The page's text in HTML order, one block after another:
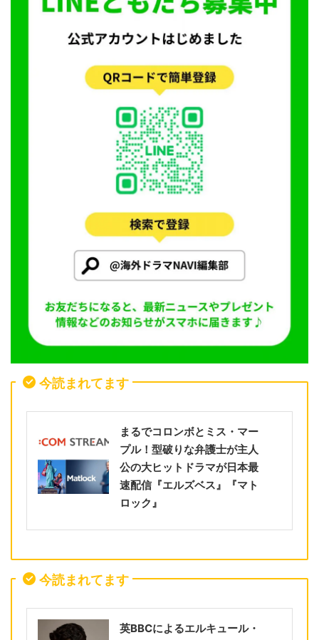
今読まれてます
まるでコロンボとミス・マー
プル！型破りな弁護士が主人
公の大ヒットドラマが日本最
速配信『エルズベス』『マト
ロック』
今読まれてます
英BBCによるエルキュール・